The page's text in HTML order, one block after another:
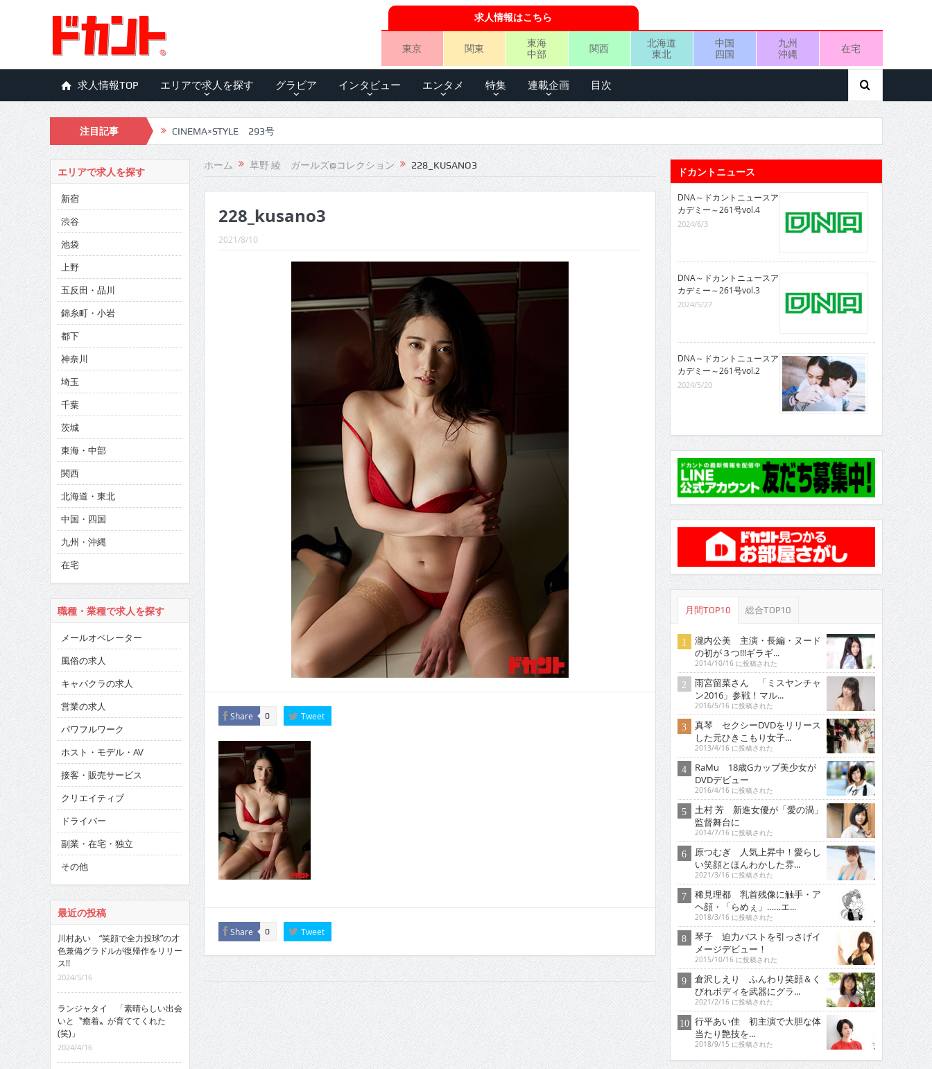
求人情報はこちら
東京 関東
東海
中部
関西
北海道
東北
中国
四国
九州
沖縄
在宅
求人情報TOP エリアで求人を探す グラビア インタビュー エンタメ 特集 連載企画 目次
注目記事 CINEMA×STYLE 293号
CINEMA×STYLE 292号
CINEMA×STYLE 291号
CINEMA×STYLE 290号
CINEMA×STYLE 289号
CINEMA×STYLE 288号
CINEMA×STYLE 286号
CINEMA×STYLE 285号
CINEMA×STYLE 294号
ホーム 草野 綾 ガールズ@コレクション 228_KUSANO3
228_kusano3
2021/8/10
Share 0 Tweet
Share 0 Tweet
エリアで求人を探す
新宿
渋谷
池袋
上野
五反田・品川
錦糸町・小岩
都下
神奈川
埼玉
千葉
茨城
東海・中部
関西
北海道・東北
中国・四国
九州・沖縄
在宅
職種・業種で求人を探す
メールオペレーター
風俗の求人
キャバクラの求人
営業の求人
パワフルワーク
ホスト・モデル・AV
接客・販売サービス
クリエイティブ
ドライバー
副業・在宅・独立
その他
最近の投稿
川村あい “笑顔で全力投球”の才
色兼備グラドルが復帰作をリリー
ス!!
2024/5/16
ランジャタイ 「素晴らしい出会
いと〝癒着〟が育ててくれた
(笑)」
2024/4/16
ドカントニュース
DNA～ドカントニュースア
カデミー～261号vol.4
2024/6/3
DNA～ドカントニュースア
カデミー～261号vol.3
2024/5/27
DNA～ドカントニュースア
カデミー～261号vol.2
2024/5/20
月間TOP10 総合TOP10
瀧内公美 主演・長編・ヌード
の初が３つ!!!ギラギ...
2014/10/16 に投稿された
雨宮留菜さん 「ミスヤンチャ
ン2016」参戦！マル...
2016/5/16 に投稿された
真琴 セクシーDVDをリリース
した元ひきこもり女子...
2013/4/16 に投稿された
RaMu 18歳Gカップ美少女が
DVDデビュー
2016/4/16 に投稿された
土村 芳 新進女優が「愛の渦」
監督舞台に
2014/7/16 に投稿された
原つむぎ 人気上昇中！愛らし
い笑顔とほんわかした雰...
2021/3/16 に投稿された
稀見理都 乳首残像に触手・ア
ヘ顔・「らめぇ」……エ...
2018/3/16 に投稿された
琴子 迫力バストを引っさげイ
メージデビュー！
2015/10/16 に投稿された
倉沢しえり ふんわり笑顔＆く
びれボディを武器にグラ...
2021/2/16 に投稿された
行平あい佳 初主演で大胆な体
当たり艶技を…
2018/9/15 に投稿された